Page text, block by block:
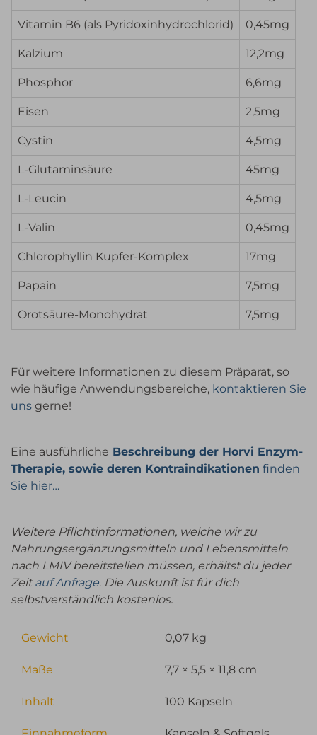
Vitamin B6 (als Pyridoxinhydrochlorid) 0,45mg
Kalzium 12,2mg
Phosphor 6,6mg
Eisen 2,5mg
Cystin 4,5mg
L-Glutaminsäure 45mg
L-Leucin 4,5mg
L-Valin 0,45mg
Chlorophyllin Kupfer-Komplex 17mg
Papain 7,5mg
Orotsäure-Monohydrat 7,5mg
Für weitere Informationen zu diesem Präparat, so
wie häufige Anwendungsbereiche, kontaktieren Sie
uns gerne!
Eine ausführliche Beschreibung der Horvi Enzym-
Therapie, sowie deren Kontraindikationen finden
Sie hier…
Weitere Pflichtinformationen, welche wir zu
Nahrungsergänzungsmitteln und Lebensmitteln
nach LMIV bereitstellen müssen, erhältst du jeder
Zeitauf Anfrage. Die Auskunft ist für dich
selbstverständlich kostenlos.
Gewicht 0,07 kg
Maße 7,7 × 5,5 × 11,8 cm
Inhalt 100 Kapseln